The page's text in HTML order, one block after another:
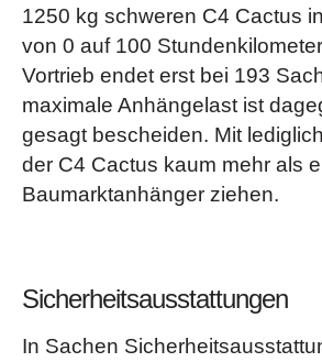
1250 kg schweren C4 Cactus
von 0 auf 100
Vortrieb endet erst bei 193
maximale Anhängelast ist
gesagt bescheiden. Mit
der C4 Cactus kaum mehr als
Baumarktanhänger ziehen.
Sicherheitsausstattungen
In Sachen